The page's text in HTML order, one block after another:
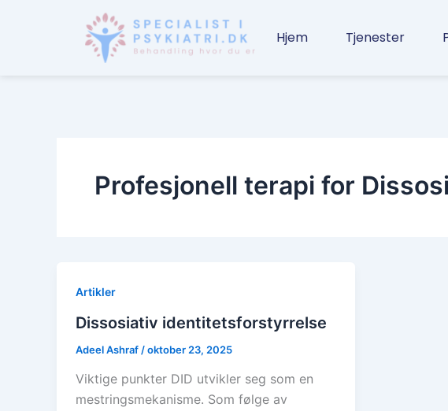
Hjem Tjenester
Profesjonell terapi for
Artikler
Dissosiativ identitetsforstyrrelse
Adeel Ashraf /oktober 23, 2025
Viktige punkter DID utvikler seg som en
mestringsmekanisme. Som følge av